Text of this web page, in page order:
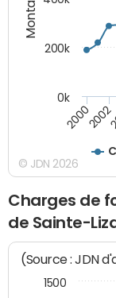
20002002
200k
0k
© JDN 2026
Charges de
de Sainte-
(Source : JDN
1500